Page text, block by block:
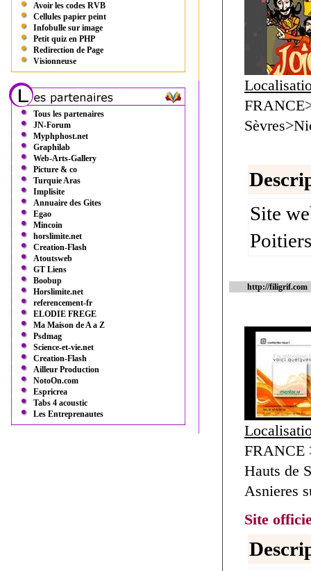
Avoir les codes RVB
Cellules papier peint
Infobulle sur image
Petit quiz en PHP
Redirection de Page
Visionneuse
Tous les partenaires
JN-Forum
Myphphost.net
Graphilab
Web-Arts-Gallery
Picture & co
Turquie Aras
Implisite
Annuaire des Gites
Egao
Mincoin
horslimite.net
Creation-Flash
Atoutsweb
GT Liens
Boobup
Horslimite.net
referencement-fr
ELODIE FREGE
Ma Maison de A a Z
Psdmag
Science-et-vie.net
Creation-Flash
Ailleur Production
NotoOn.com
Espricrea
Tabs 4 acoustic
Les Entreprenautes
Site
http://filigrif.com
FRANCE
Hauts de
Asnieres
Site